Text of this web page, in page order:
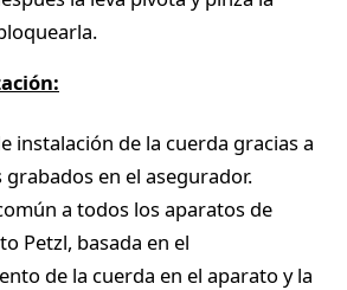
instalación de la cuerda gracias a
grabados en el asegurador.
a todos los aparatos de
Petzl, basada en el
de la cuerda en el aparato y la